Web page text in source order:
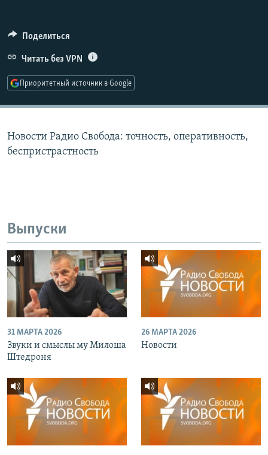
ПОДПИШИТЕСЬ НА РАССЫЛКУ
СОЦИАЛЬНЫЕ СЕТИ
Поделиться
Читать без VPN
Приоритетный источник в Google
Новости Радио Свобода: точность, оперативность,
беспристрастность
Выпуски
31 МАРТА 2026
Звуки и смыслы му Милоша
Штедроня
26 МАРТА 2026
Новости